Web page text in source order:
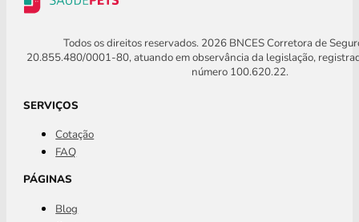
Todos os direitos reservados. 2026 BNCES Corretora de
20.855.480/0001-80, atuando em observância da legislação,
número 100.620.22.
SERVIÇOS
Cotação
FAQ
PÁGINAS
Blog